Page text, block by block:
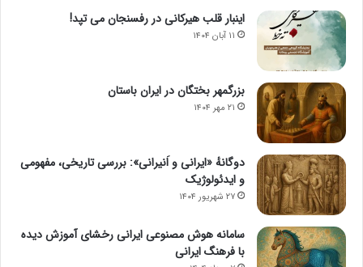
اینبار قلب هیرکانی در رفسنجان می تپد!
۱۱ آبان ۱۴۰۴
بزرگمهر بختگان در ایران باستان
۲۱ مهر ۱۴۰۴
دوگانهٔ «ایرانی و اَنیرانی»: بررسی تاریخی، مفهومی
و ایدئولوژیک
۲۷ شهریور ۱۴۰۴
سامانه هوش مصنوعی ایرانی رخشای آموزش دیده
با فرهنگ ایرانی